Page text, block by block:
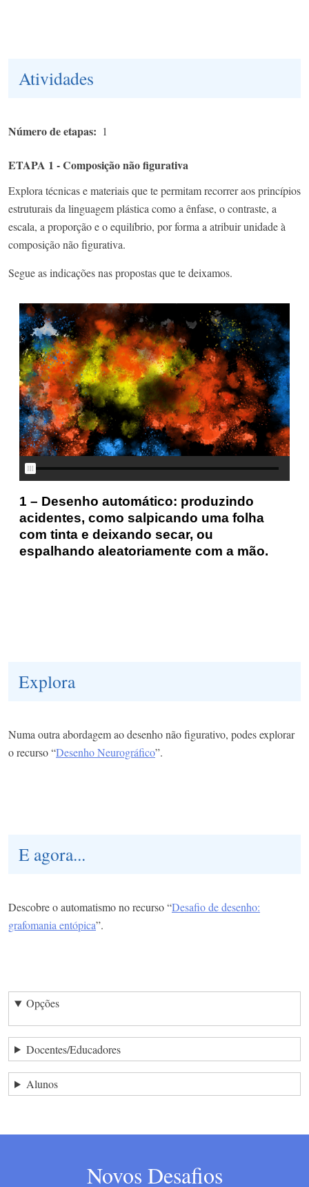
Atividades
Número de etapas 1
ETAPA 1 - Composição não figurativa
Explora técnicas e materiais que te permitam recorrer aos princípios
estruturais da linguagem plástica como a ênfase, o contraste, a
escala, a proporção e o equilíbrio, por forma a atribuir unidade à
composição não figurativa.
Segue as indicações nas propostas que te deixamos.
Explora
Numa outra abordagem ao desenho não figurativo, podes explorar
o recurso “Desenho Neurográfico”.
E agora...
Descobre o automatismo no recurso “Desafio de desenho:
grafomania entópica”.
Opções
Docentes/Educadores
Alunos
Novos Desafios